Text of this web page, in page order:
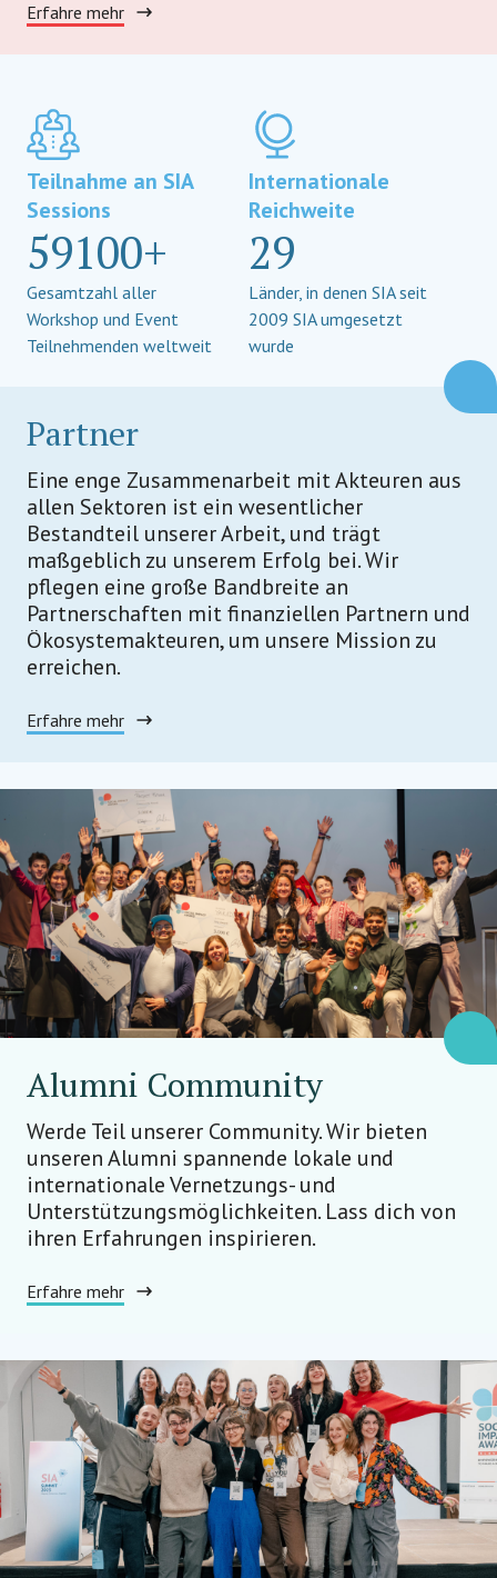
Erfahre mehr
Teilnahme an SIA
Sessions
59100+
Gesamtzahl aller
Workshop und Event
Teilnehmenden weltweit
Internationale
Reichweite
29
Länder, in denen SIA seit
2009 SIA umgesetzt
wurde
Partner
Eine enge Zusammenarbeit mit Akteuren aus
allen Sektoren ist ein wesentlicher
Bestandteil unserer Arbeit, und trägt
maßgeblich zu unserem Erfolg bei. Wir
pflegen eine große Bandbreite an
Partnerschaften mit finanziellen Partnern und
Ökosystemakteuren, um unsere Mission zu
erreichen.
Erfahre mehr
Alumni Community
Werde Teil unserer Community. Wir bieten
unseren Alumni spannende lokale und
internationale Vernetzungs- und
Unterstützungsmöglichkeiten. Lass dich von
ihren Erfahrungen inspirieren.
Erfahre mehr